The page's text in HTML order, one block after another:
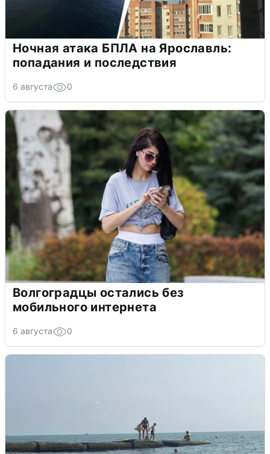
Ночная атака БПЛА на Ярославль:
попадания и последствия
6 августа 0
Волгоградцы остались без
мобильного интернета
6 августа 0